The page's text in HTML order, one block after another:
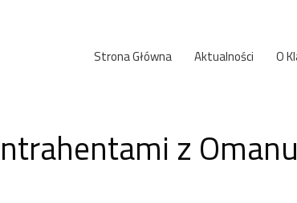
Strona Główna Aktualności O
z